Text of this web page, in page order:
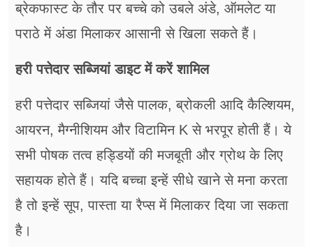
ब्रेकफास्ट के तौर पर बच्चे को उबले अंडे, ऑमलेट या
पराठे में अंडा मिलाकर आसानी से खिला सकते हैं।
हरी पत्तेदार सब्जियां डाइट में करें शामिल
हरी पत्तेदार सब्जियां जैसे पालक, ब्रोकली आदि कैल्शियम,
आयरन, मैग्नीशियम और विटामिन K से भरपूर होती हैं। ये
सभी पोषक तत्व हड्डियों की मजबूती और ग्रोथ के लिए
सहायक होते हैं। यदि बच्चा इन्हें सीधे खाने से मना करता
है तो इन्हें सूप, पास्ता या रैप्स में मिलाकर दिया जा सकता
है।